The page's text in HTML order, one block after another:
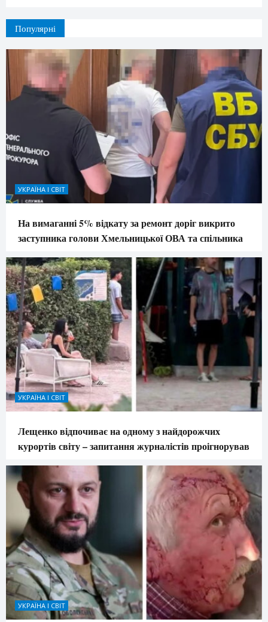
Популярні
УКРАЇНА І СВІТ
На вимаганні 5% відкату за ремонт доріг викрито
заступника голови Хмельницької ОВА та спільника
УКРАЇНА І СВІТ
Лещенко відпочиває на одному з найдорожчих
курортів світу – запитання журналістів проігнорував
УКРАЇНА І СВІТ